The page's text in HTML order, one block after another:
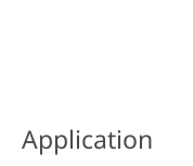
Application